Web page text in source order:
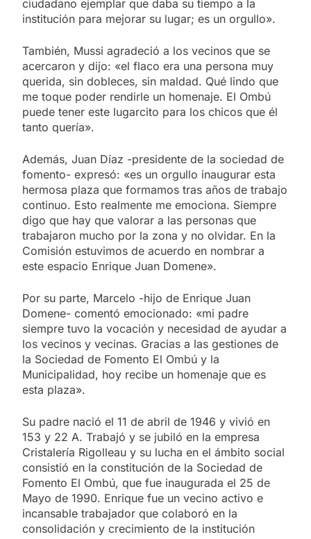
ciudadano ejemplar que daba su tiempo a la
institución para mejorar su lugar; es un orgullo».
También, Mussi agradeció a los vecinos que se
acercaron y dijo: «el flaco era una persona muy
querida, sin dobleces, sin maldad. Qué lindo que
me toque poder rendirle un homenaje. El Ombú
puede tener este lugarcito para los chicos que él
tanto quería».
Además, Juan Díaz -presidente de la sociedad de
fomento- expresó: «es un orgullo inaugurar esta
hermosa plaza que formamos tras años de trabajo
continuo. Esto realmente me emociona. Siempre
digo que hay que valorar a las personas que
trabajaron mucho por la zona y no olvidar. En la
Comisión estuvimos de acuerdo en nombrar a
este espacio Enrique Juan Domene».
Por su parte, Marcelo -hijo de Enrique Juan
Domene- comentó emocionado: «mi padre
siempre tuvo la vocación y necesidad de ayudar a
los vecinos y vecinas. Gracias a las gestiones de
la Sociedad de Fomento El Ombú y la
Municipalidad, hoy recibe un homenaje que es
esta plaza».
Su padre nació el 11 de abril de 1946 y vivió en
153 y 22 A. Trabajó y se jubiló en la empresa
Cristalería Rigolleau y su lucha en el ámbito social
consistió en la constitución de la Sociedad de
Fomento El Ombú, que fue inaugurada el 25 de
Mayo de 1990. Enrique fue un vecino activo e
incansable trabajador que colaboró en la
consolidación y crecimiento de la institución